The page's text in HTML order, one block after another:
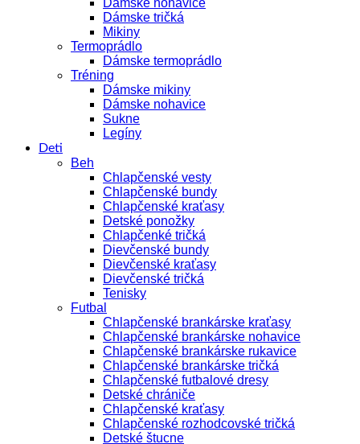
Dámske nohavice
Dámske tričká
Mikiny
Termoprádlo
Dámske termoprádlo
Tréning
Dámske mikiny
Dámske nohavice
Sukne
Legíny
Deti
Beh
Chlapčenské vesty
Chlapčenské bundy
Chlapčenské kraťasy
Detské ponožky
Chlapčenké tričká
Dievčenské bundy
Dievčenské kraťasy
Dievčenské tričká
Tenisky
Futbal
Chlapčenské brankárske kraťasy
Chlapčenské brankárske nohavice
Chlapčenské brankárske rukavice
Chlapčenské brankárske tričká
Chlapčenské futbalové dresy
Detské chrániče
Chlapčenské kraťasy
Chlapčenské rozhodcovské tričká
Detské štucne